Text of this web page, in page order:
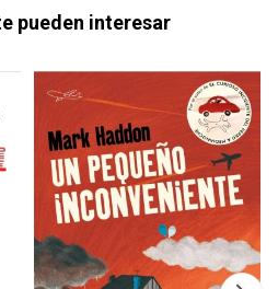
pueden interesar